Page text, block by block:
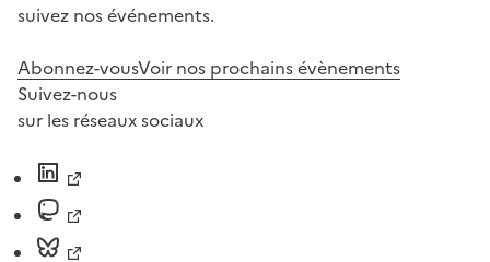
suivez nos événements.
Abonnez-vousVoir nos prochains évènements
Suivez-nous
sur les réseaux sociaux